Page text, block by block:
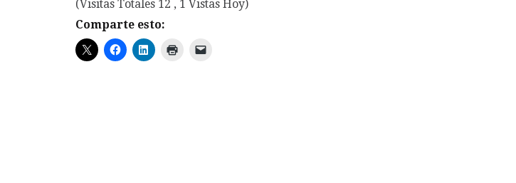
(Visitas Totales 12 , 1 Vistas Hoy)
Comparte esto: